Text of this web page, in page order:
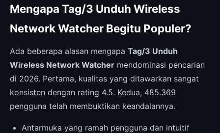
Mengapa Tag/3 Unduh Wireless
Network Watcher Begitu Populer?
Ada beberapa alasan mengapa Tag/3 Unduh
Wireless Network Watcher mendominasi pencarian
di 2026. Pertama, kualitas yang ditawarkan sangat
konsisten dengan rating 4.5. Kedua, 485.369
pengguna telah membuktikan keandalannya.
Antarmuka yang ramah pengguna dan intuitif